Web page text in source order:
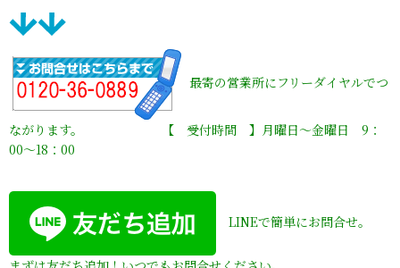
最寄の営業所にフリーダイヤルでつ
ながります。 【 受付時間 】月曜日〜金曜日 9：
00〜18：00
LINEで簡単にお問合せ。